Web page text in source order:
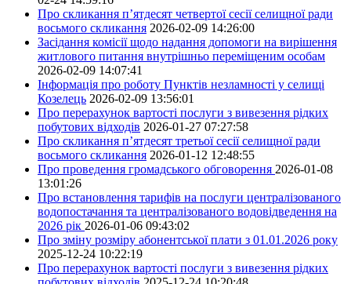
Про скликання п’ятдесят четвертої сесії селищної ради
восьмого скликання 2026-02-09 14:26:00
Засідання комісії щодо надання допомоги на вирішення
житлового питання внутрішньо переміщеним особам
2026-02-09 14:07:41
Інформація про роботу Пунктів незламності у селищі
Козелець 2026-02-09 13:56:01
Про перерахунок вартості послуги з вивезення рідких
побутових відходів 2026-01-27 07:27:58
Про скликання п’ятдесят третьої сесії селищної ради
восьмого скликання 2026-01-12 12:48:55
Про проведення громадського обговорення 2026-01-08
13:01:26
Про встановлення тарифів на послуги централізованого
водопостачання та централізованого водовідведення на
2026 рік 2026-01-06 09:43:02
Про зміну розміру абонентської плати з 01.01.2026 року
2025-12-24 10:22:19
Про перерахунок вартості послуги з вивезення рідких